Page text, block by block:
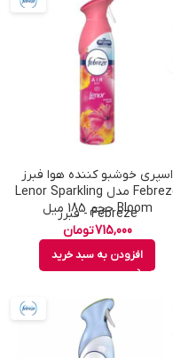
اسپری خوشبو کننده هوا فبرز
Febreze مدل Lenor Sparkling
Bloom حجم 185 میل
Febreze - فبرز
715,000تومان
افزودن به سبد خرید